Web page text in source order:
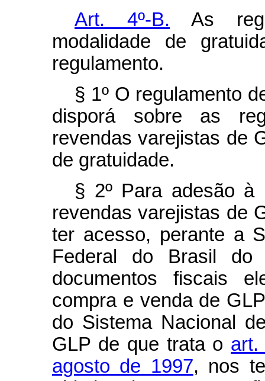
Art. 4º-B. As
modalidade de
regulamento.
§ 1º O regulamento
disporá sobre as
revendas varejistas de
de gratuidade.
§ 2º Para adesão à
revendas varejistas de
ter acesso, perante a
Federal do Brasil do
documentos fiscais
compra e venda de
do Sistema Nacional
GLP de que trata o art.
agosto de 1997, nos